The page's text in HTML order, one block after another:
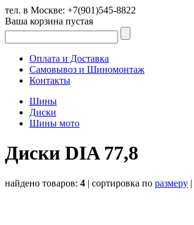
тел. в Москве: +7(901)545-8822
Ваша корзина пустая
Оплата и Доставка
Самовывоз и Шиномонтаж
Контакты
Шины
Диски
Шины мото
Диски DIA 77,8
найдено товаров: 4 | cортировка по размеру |